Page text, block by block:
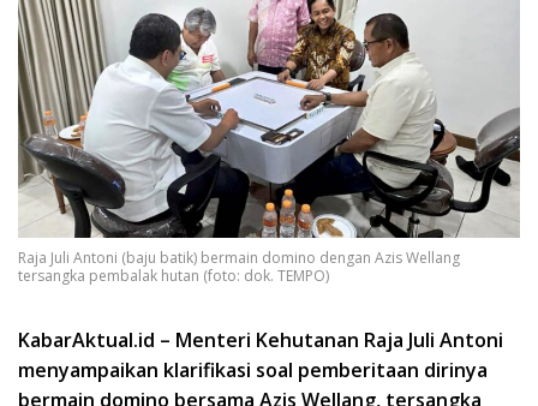
Raja Juli Antoni (baju batik) bermain domino dengan Azis Wellang
tersangka pembalak hutan (foto: dok. TEMPO)
KabarAktual.id – Menteri Kehutanan Raja Juli Antoni
menyampaikan klarifikasi soal pemberitaan dirinya
bermain domino bersama Azis Wellang, tersangka